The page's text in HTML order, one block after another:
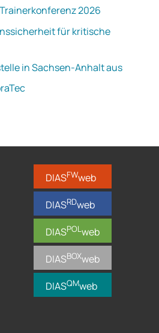
2026
für kritische
in Sachsen-Anhalt aus
DIASFWweb
DIASRDweb
DIASPOLweb
DIASBOXweb
DIASQMweb